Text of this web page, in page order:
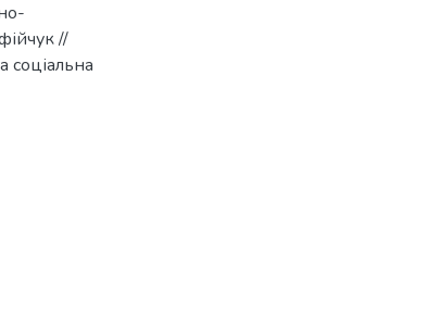
//
соціальна